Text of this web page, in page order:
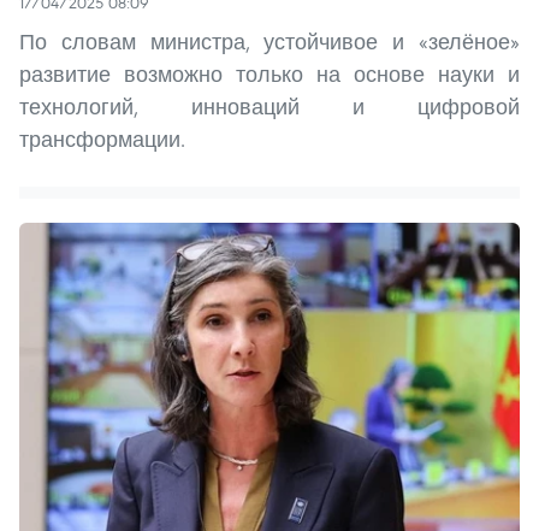
По словам министра, устойчивое и «зелёное»
развитие возможно только на основе науки и
технологий, инноваций и цифровой
трансформации.